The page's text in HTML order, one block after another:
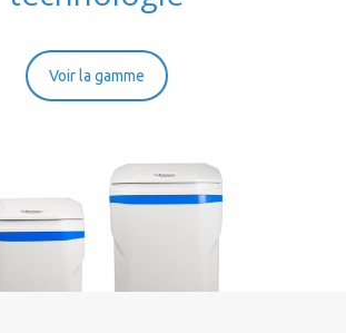
Voir la gamme